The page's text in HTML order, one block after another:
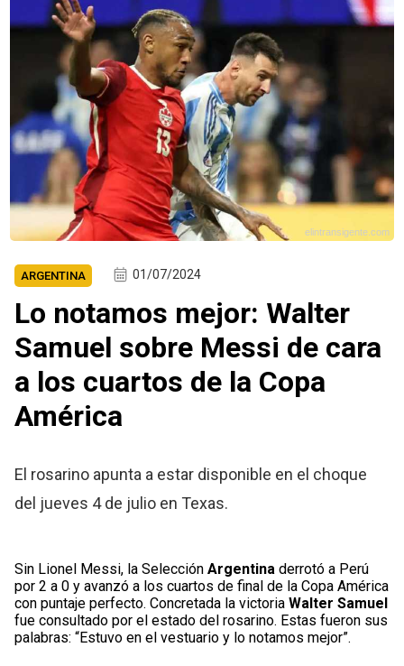
elintransigente.com
ARGENTINA 01/07/2024
Lo notamos mejor: Walter
Samuel sobre Messi de cara
a los cuartos de la Copa
América
El rosarino apunta a estar disponible en el choque
del jueves 4 de julio en Texas.
Sin Lionel Messi, la Selección Argentina derrotó a Perú
por 2 a 0 y avanzó a los cuartos de final de la Copa América
con puntaje perfecto. Concretada la victoria Walter Samuel
fue consultado por el estado del rosarino. Estas fueron sus
palabras: “Estuvo en el vestuario y lo notamos mejor”.